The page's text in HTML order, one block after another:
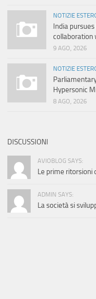
NOTIZIE
India
collaboration
9 AGO, 2026
NOTIZIE
Hypersonic
8 AGO, 2026
DISCUSSIONI
AVIOBLOG SAYS:
Le prime ritorsioni
ADMIN SAYS:
La società si